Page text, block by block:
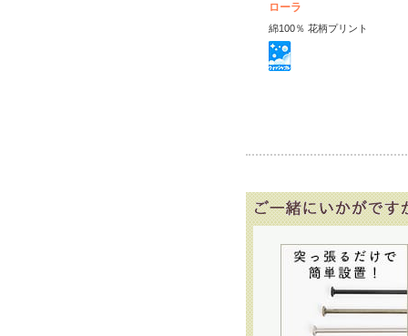
ローラ
綿100％ 花柄プリント